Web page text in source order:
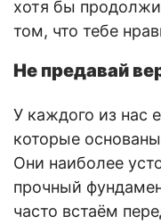
хотя бы
том, что тебе
Не предавай
У каждого из нас
которые
Они наиболее
прочный
часто встаём